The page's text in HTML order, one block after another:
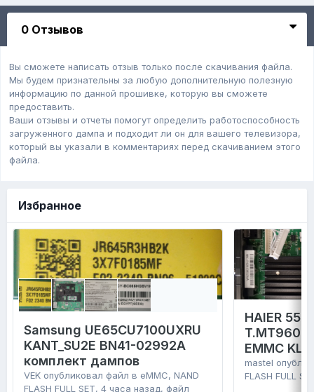
0 Отзывов
Вы сможете написать отзыв только после скачивания файла.
Мы будем признательны за любую дополнительную полезную
информацию по данной прошивке, которую вы сможете
предоставить.
Ваши отзывы и отчеты помогут определить работоспособность
загруженного дампa и подходит ли он для вашего телевизора,
который вы указали в комментариях перед скачиванием этого
файла.
Избранное
Samsung UE65CU7100UXRU
KANT_SU2E BN41-02992A
комплект дампов
VEK опубликовал файл в eMMC, NAND
FLASH FULL SET, 4 часа назад, файл
HAIER 55
EMMC
mastel
FLASH FULL